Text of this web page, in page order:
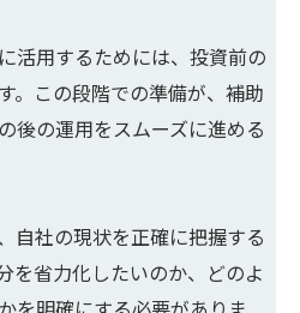
活用するためには、投資前の
。この段階での準備が、補助
後の運用をスムーズに進める
自社の現状を正確に把握する
を省力化したいのか、どのよ